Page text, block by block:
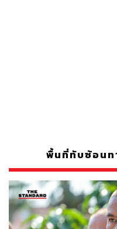
พื้นที่ทับซ้อนท